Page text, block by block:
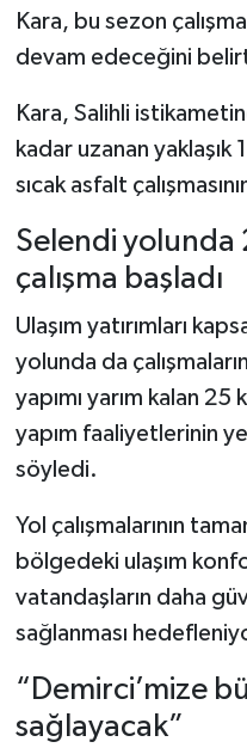
Kara, bu sezon
devam edeceğini
Kara, Salihli
kadar uzanan
sıcak asfalt
Selendi yolunda
çalışma başladı
Ulaşım yatırımları
yolunda da
yapımı yarım kalan
yapım faaliyetlerinin
söyledi.
Yol çalışmalarının
bölgedeki ulaşım
vatandaşların daha
sağlanması
“Demirci’mize
sağlayacak”